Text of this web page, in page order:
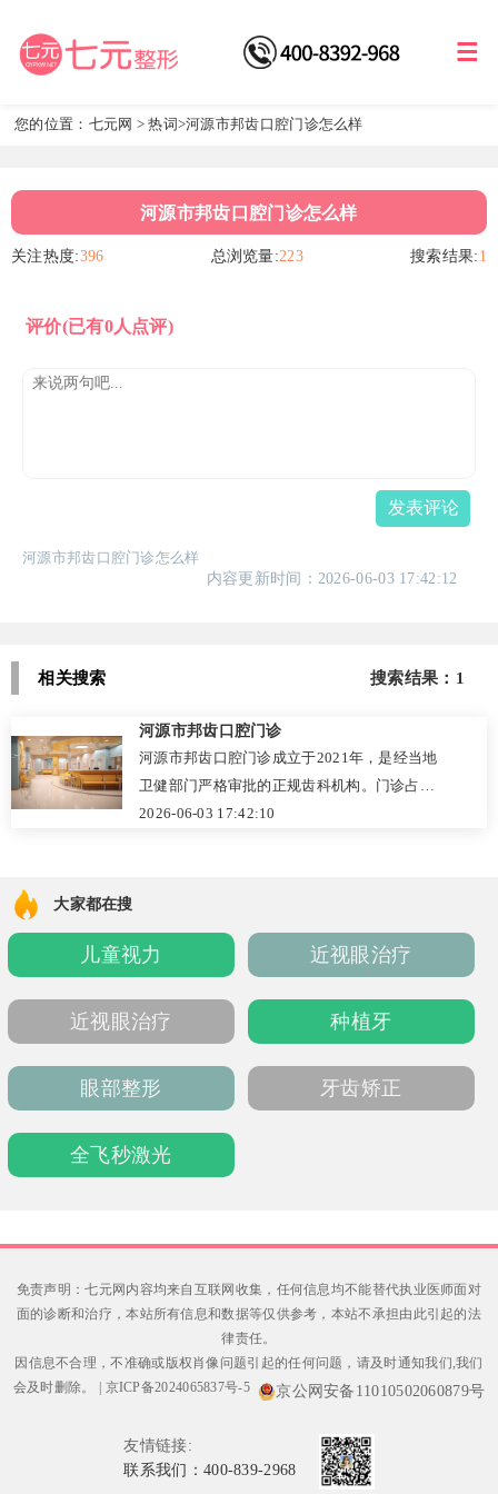
您的位置： 七元网 >热词 >河源市邦齿口腔门诊怎么样
河源市邦齿口腔门诊怎么样
关注热度:396 总浏览量:223 搜索结果: 1
评价(已有0人点评)
发表评论
河源市邦齿口腔门诊怎么样
内容更新时间：2026-06-03 17:42:12
相关搜索 搜索结果：1
河源市邦齿口腔门诊
河源市邦齿口腔门诊成立于2021年，是经当地
卫健部门严格审批的正规齿科机构。门诊占地
400平方米，空间布局科学，严格执行高温灭菌
支持线上预约与分期支付，交通便捷。凭借规
范医疗、舒适体验与真实口碑，成为河源市民
信赖的看牙优选。
2026-06-03 17:42:10
大家都在搜
儿童视力 近视眼治疗
近视眼治疗 种植牙
眼部整形 牙齿矫正
全飞秒激光
免责声明：七元网内容均来自互联网收集，任何信息均不能替代执业医师面对
面的诊断和治疗，本站所有信息和数据等仅供参考，本站不承担由此引起的法
律责任。
因信息不合理，不准确或版权肖像问题引起的任何问题，请及时通知我们,我们
会及时删除。
京ICP备2024065837号-5 京公网安备11010502060879号
友情链接:
联系我们：400-839-2968